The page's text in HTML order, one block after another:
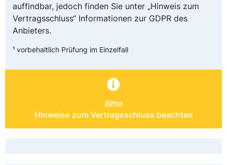
auffindbar, jedoch finden Sie unter „Hinweis zum
Vertragsschluss“ Informationen zur GDPR des
Anbieters.
¹ vorbehaltlich Prüfung im Einzelfall
Bitte
Hinweise zum Vertragsschluss beachten